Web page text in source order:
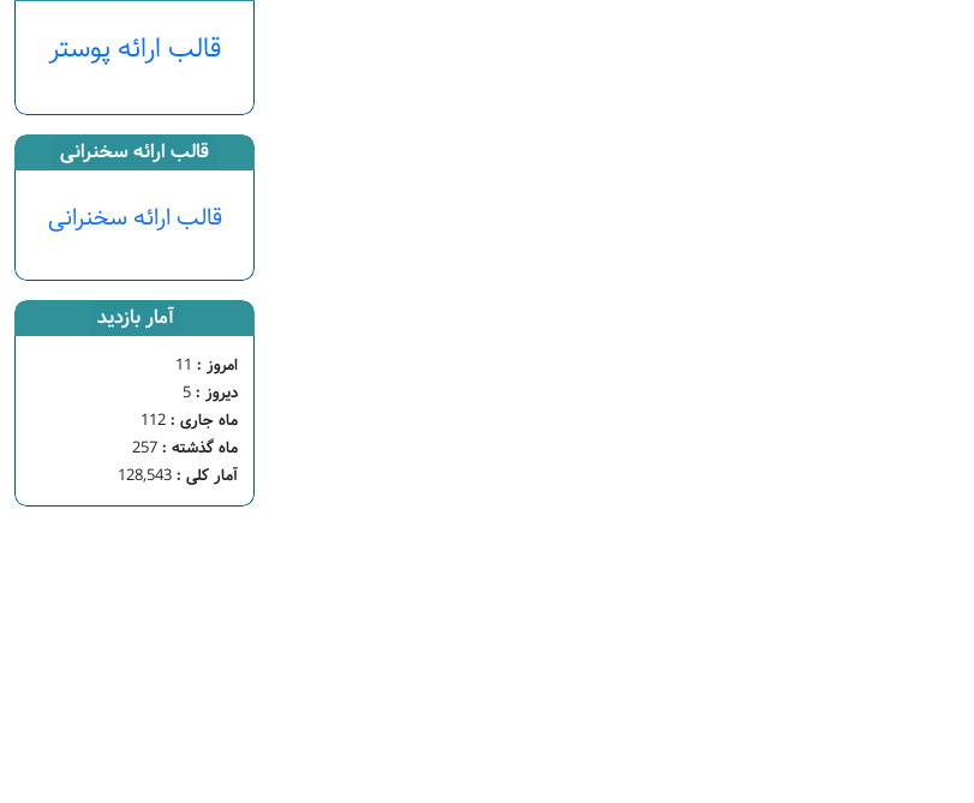
قالب ارائه پوستر
قالب ارائه سخنرانی
قالب ارائه سخنرانی
آمار بازدید
امروز : 11
دیروز : 5
ماه جاری : 112
ماه گذشته : 257
آمار کلی : 128,543